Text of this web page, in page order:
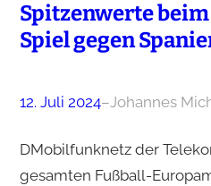
Spitzenwerte
Spiel gegen
12. Juli 2024–Johannes
DMobilfunknetz der
gesamten Fußball-